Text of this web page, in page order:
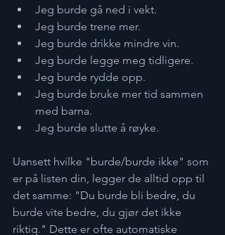
Jeg burde gå ned i vekt.
Jeg burde trene mer.
Jeg burde drikke mindre vin.
Jeg burde legge meg tidligere.
Jeg burde rydde opp.
Jeg burde bruke mer tid sammen
med barna.
Jeg burde slutte å røyke.
Uansett hvilke "burde/burde ikke" som
er på listen din, legger de alltid opp til
det samme: "Du burde bli bedre, du
burde vite bedre, du gjør det ikke
riktig." Dette er ofte automatiske